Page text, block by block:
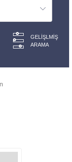
GELIŞLMIŞ
ARAMA